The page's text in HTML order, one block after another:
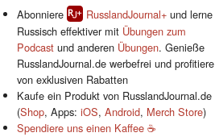
Abonniere
RusslandJournal+und lerne
Russisch effektiver mit Übungen zum
Podcastund anderen Übungen. Genieße
RusslandJournal.de werbefrei und profitiere
von exklusiven Rabatten
Kaufe ein Produkt von RusslandJournal.de
(Shop, Apps: iOS, Android, Merch Store)
Spendiere uns einen Kaffee ☕️